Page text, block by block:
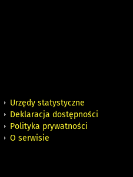
Urzędy statystyczne
Deklaracja dostępności
Polityka prywatności
O serwisie